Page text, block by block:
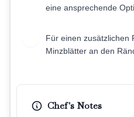
eine ansprechende
Für einen zusätzlichen
Minzblätter an den
Chef's Notes